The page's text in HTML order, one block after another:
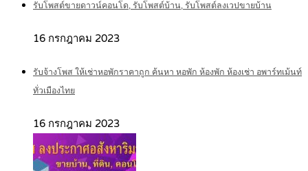
รับโพสต์ขายดาวน์คอนโด, รับโพสต์บ้าน, รับโพสต์ลงเวปขายบ้าน
16 กรกฎาคม 2023
รับจ้างโพส ให้เช่าหอพักราคาถูก ค้นหา หอพัก ห้องพัก ห้องเช่า อพาร์ทเม้นท์
ทั่วเมืองไทย
16 กรกฎาคม 2023